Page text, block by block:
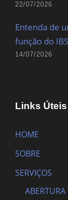
22/07/2026
Entenda de
função do
14/07/2026
Links Úteis
HOME
SOBRE
SERVIÇOS
ABERTURA